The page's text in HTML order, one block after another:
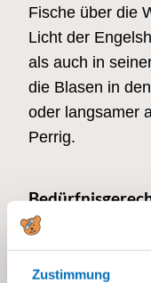
Zustimmung
Fische über die
Licht der
als auch in
die Blasen in
oder langsamer
Perrig.
Kinder mit
Lämpchen an,